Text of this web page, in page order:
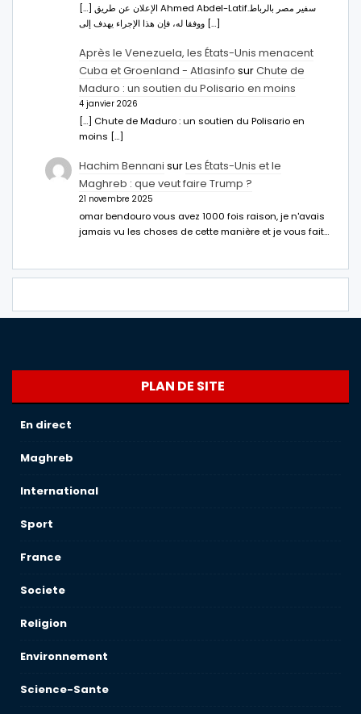
[…] الإعلان عن طريق Ahmed Abdel-Latifسفير مصر بالرباط.
ووفقا له، فإن هذا الإجراء يهدف إلى […]
Après le Venezuela, les États-Unis menacent
Cuba et Groenland - Atlasinfo surChute de
Maduro : un soutien du Polisario en moins
4 janvier 2026
[…] Chute de Maduro : un soutien du Polisario en
moins […]
Hachim Bennani surLes États-Unis et le
Maghreb : que veut faire Trump ?
21 novembre 2025
omar bendouro vous avez 1000 fois raison, je n'avais
jamais vu les choses de cette manière et je vous fait…
PLAN DE SITE
En direct
Maghreb
International
Sport
France
Societe
Religion
Environnement
Science-Sante